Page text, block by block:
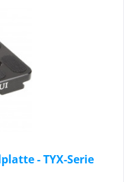
- TYX-Serie